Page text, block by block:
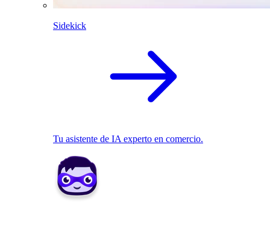
Sidekick
Tu asistente de IA experto en comercio.